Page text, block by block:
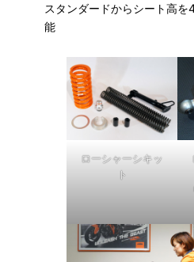
スタンダードからシート高
能
ローシャーシキッ
ト